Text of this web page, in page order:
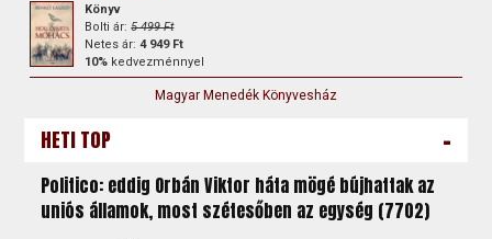
Könyv
Bolti ár:5 499 Ft
Netes ár:4 949 Ft
10% kedvezménnyel
Magyar Menedék Könyvesház
HETI TOP -
Politico: eddig Orbán Viktor háta mögé bújhattak az
uniós államok, most szétesőben az egység (7702)